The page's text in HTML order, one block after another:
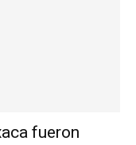
fueron